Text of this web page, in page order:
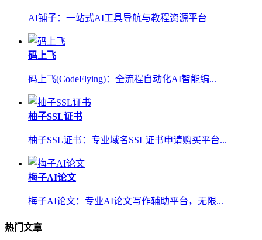
AI铺子：一站式AI工具导航与教程资源平台
码上飞
码上飞(CodeFlying)：全流程自动化AI智能编...
柚子SSL证书
柚子SSL证书：专业域名SSL证书申请购买平台...
梅子AI论文
梅子AI论文：专业AI论文写作辅助平台，无限...
热门文章